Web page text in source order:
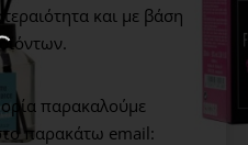
και με βάση
παρακαλούμε
παρακάτω email: